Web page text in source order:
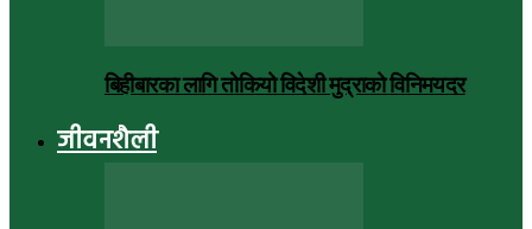
बिहीबारका लागि तोकियो विदेशी मुद्राको विनिमयदर
जीवनशैली